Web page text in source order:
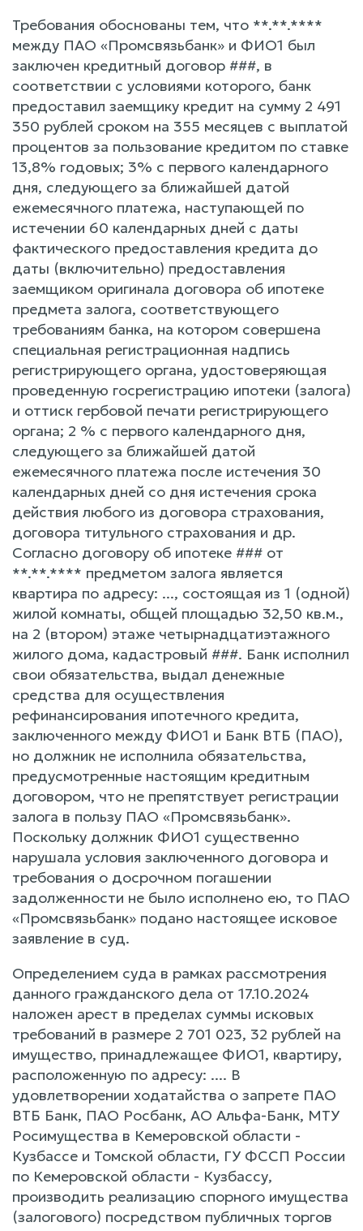
Требования обоснованы тем, что **.**.****
между ПАО «Промсвязьбанк» и ФИО1 был
заключен кредитный договор ###, в
соответствии с условиями которого, банк
предоставил заемщику кредит на сумму 2 491
350 рублей сроком на 355 месяцев с выплатой
процентов за пользование кредитом по ставке
13,8% годовых; 3% с первого календарного
дня, следующего за ближайшей датой
ежемесячного платежа, наступающей по
истечении 60 календарных дней с даты
фактического предоставления кредита до
даты (включительно) предоставления
заемщиком оригинала договора об ипотеке
предмета залога, соответствующего
требованиям банка, на котором совершена
специальная регистрационная надпись
регистрирующего органа, удостоверяющая
проведенную госрегистрацию ипотеки (залога)
и оттиск гербовой печати регистрирующего
органа; 2 % с первого календарного дня,
следующего за ближайшей датой
ежемесячного платежа после истечения 30
календарных дней со дня истечения срока
действия любого из договора страхования,
договора титульного страхования и др.
Согласно договору об ипотеке ### от
**.**.**** предметом залога является
квартира по адресу: ..., состоящая из 1 (одной)
жилой комнаты, общей площадью 32,50 кв.м.,
на 2 (втором) этаже четырнадцатиэтажного
жилого дома, кадастровый ###. Банк исполнил
свои обязательства, выдал денежные
средства для осуществления
рефинансирования ипотечного кредита,
заключенного между ФИО1 и Банк ВТБ (ПАО),
но должник не исполнила обязательства,
предусмотренные настоящим кредитным
договором, что не препятствует регистрации
залога в пользу ПАО «Промсвязьбанк».
Поскольку должник ФИО1 существенно
нарушала условия заключенного договора и
требования о досрочном погашении
задолженности не было исполнено ею, то ПАО
«Промсвязьбанк» подано настоящее исковое
заявление в суд.
Определением суда в рамках рассмотрения
данного гражданского дела от 17.10.2024
наложен арест в пределах суммы исковых
требований в размере 2 701 023, 32 рублей на
имущество, принадлежащее ФИО1, квартиру,
расположенную по адресу: .... В
удовлетворении ходатайства о запрете ПАО
ВТБ Банк, ПАО Росбанк, АО Альфа-Банк, МТУ
Росимущества в Кемеровской области -
Кузбассе и Томской области, ГУ ФССП России
по Кемеровской области - Кузбассу,
производить реализацию спорного имущества
(залогового) посредством публичных торгов